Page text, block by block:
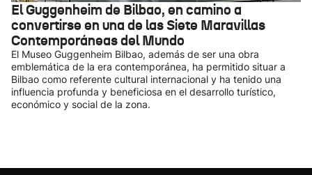
El Guggenheim de Bilbao, en camino a
convertirse en una de las Siete Maravillas
Contemporáneas del Mundo
El Museo Guggenheim Bilbao, además de ser una obra
emblemática de la era contemporánea, ha permitido situar a
Bilbao como referente cultural internacional y ha tenido una
influencia profunda y beneficiosa en el desarrollo turístico,
económico y social de la zona.